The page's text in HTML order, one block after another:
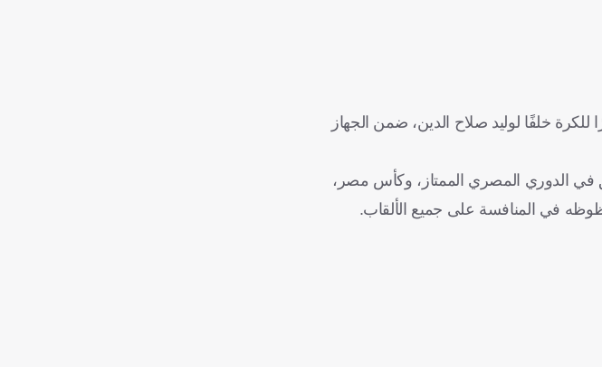
خلفًا لوليد صلاح الدين، ضمن الجهاز
في الدوري المصري الممتاز، وكأس مصر،
في المنافسة على جميع الألقاب.